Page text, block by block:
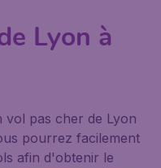
Lyon à
vol pas cher de Lyon
pourrez facilement
afin d'obtenir le